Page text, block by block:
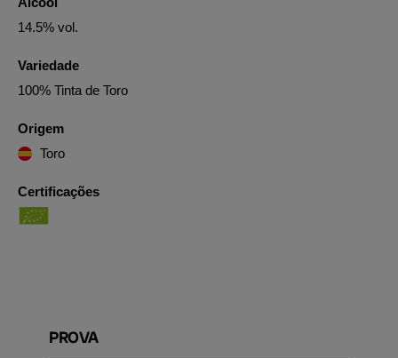
14.5% vol.
Variedade
100% Tinta de Toro
Origem
Toro
Certificações
PROVA